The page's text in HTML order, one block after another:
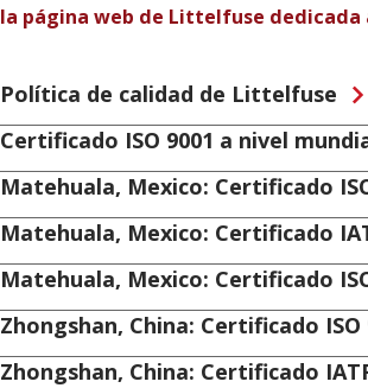
la página web de Littelfuse dedicada
Política de calidad de Littelfuse
Certificado ISO 9001 a nivel
Matehuala, Mexico: Certificado
Matehuala, Mexico: Certificado
Matehuala, Mexico: Certificado
Zhongshan, China: Certificado ISO
Zhongshan, China: Certificado